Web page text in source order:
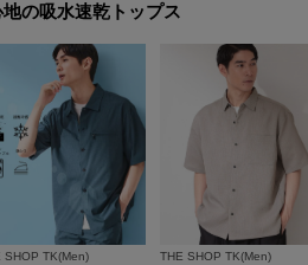
の吸水速乾トップス
SHOP TK(Men)
THE SHOP TK(Men)